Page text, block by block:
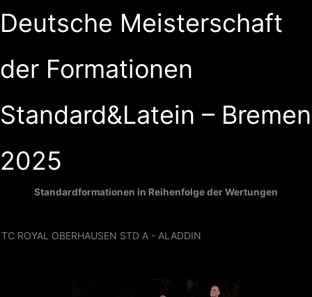
Inhalt
Deutsche Meisterschaft
der Formationen
Standard&Latein – Bremen
2025
Standardformationen in Reihenfolge der Wertungen
TC ROYAL OBERHAUSEN STD A - ALADDIN